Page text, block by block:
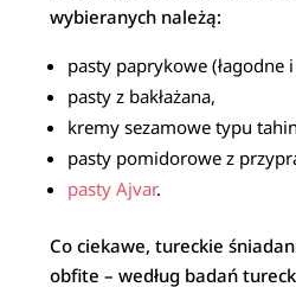
wybieranych należą:
pasty paprykowe (łagodne
pasty z bakłażana,
kremy sezamowe typu
pasty pomidorowe z
pasty Ajvar.
Co ciekawe, tureckie
obfite – według badań